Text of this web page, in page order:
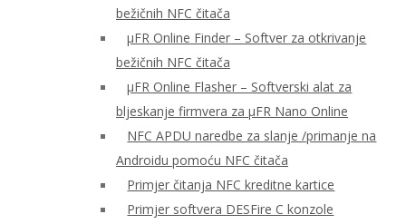
bežičnih NFC čitača
μFR Online Finder – Softver za otkrivanje
bežičnih NFC čitača
μFR Online Flasher – Softverski alat za
bljeskanje firmvera za μFR Nano Online
NFC APDU naredbe za slanje /primanje na
Androidu pomoću NFC čitača
Primjer čitanja NFC kreditne kartice
Primjer softvera DESFire C konzole